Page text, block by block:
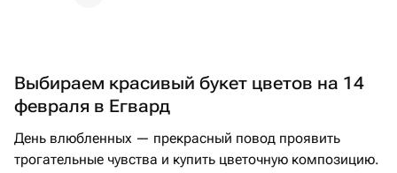
Выбираем красивый букет цветов на 14
февраля в Егвард
День влюбленных — прекрасный повод проявить
трогательные чувства и купить цветочную композицию.